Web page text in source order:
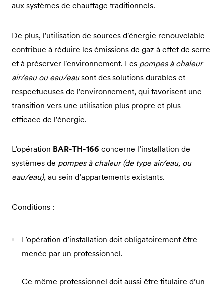
aux systèmes de chauffage traditionnels.
De plus, l'utilisation de sources d'énergie renouvelable
contribue à réduire les émissions de gaz à effet de serre
et à préserver l'environnement. Les pompes à chaleur
air/eau ou eau/eausont des solutions durables et
respectueuses de l'environnement, qui favorisent une
transition vers une utilisation plus propre et plus
efficace de l'énergie.
L’opération BAR-TH-166 concerne l’installation de
systèmes de pompes à chaleur (de type air/eau, ou
eau/eau), au sein d’appartements existants.
Conditions :
L’opération d’installation doit obligatoirement être
menée par un professionnel.
Ce même professionnel doit aussi être titulaire d’un